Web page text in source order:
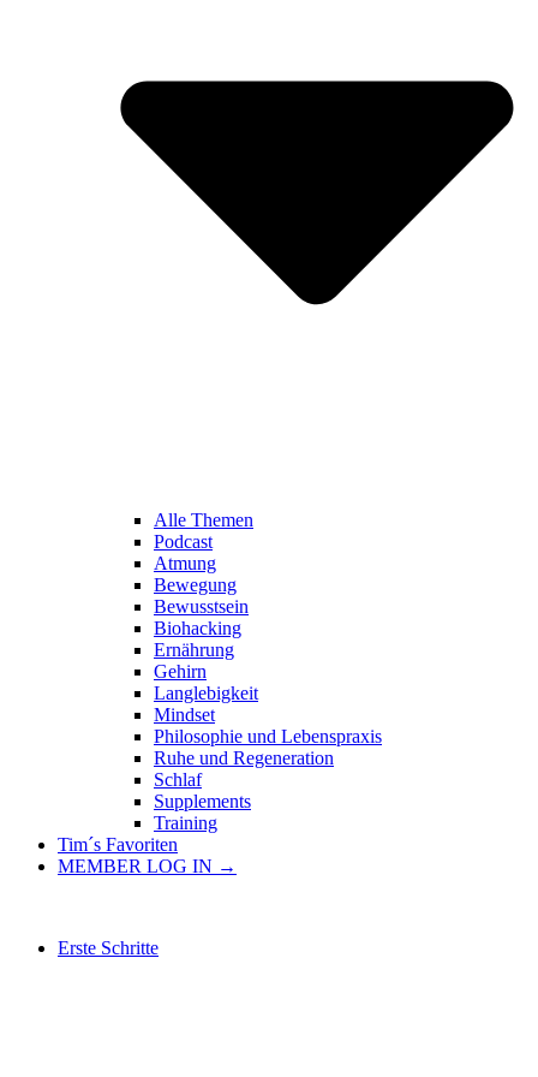
Alle Themen
Podcast
Atmung
Bewegung
Bewusstsein
Biohacking
Ernährung
Gehirn
Langlebigkeit
Mindset
Philosophie und Lebenspraxis
Ruhe und Regeneration
Schlaf
Supplements
Training
Tim´s Favoriten
MEMBER LOG IN →
Erste Schritte